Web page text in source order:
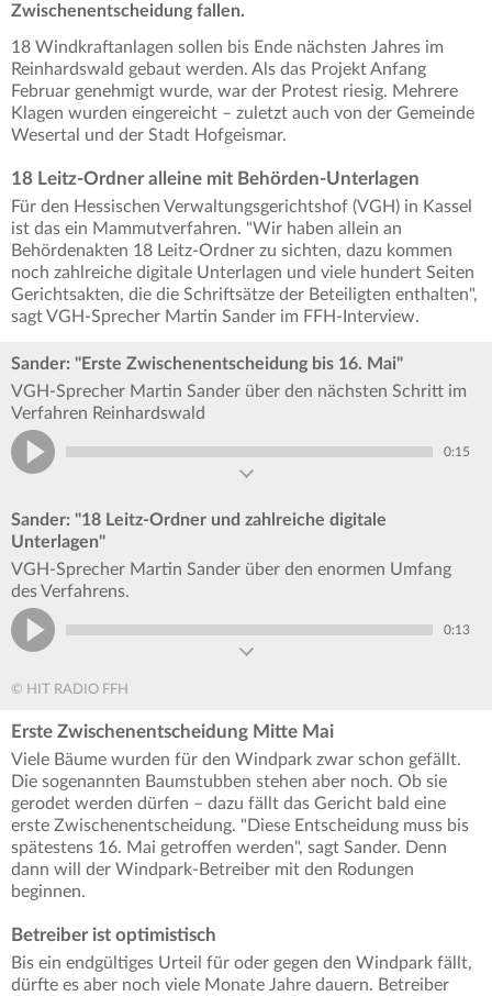
Zwischenentscheidung fallen.
18 Windkraftanlagen sollen bis Ende nächsten Jahres im
Reinhardswald gebaut werden. Als das Projekt Anfang
Februar genehmigt wurde, war der Protest riesig. Mehrere
Klagen wurden eingereicht – zuletzt auch von der Gemeinde
Wesertal und der Stadt Hofgeismar.
18 Leitz-Ordner alleine mit Behörden-Unterlagen
Für den Hessischen Verwaltungsgerichtshof (VGH) in Kassel
ist das ein Mammutverfahren. "Wir haben allein an
Behördenakten 18 Leitz-Ordner zu sichten, dazu kommen
noch zahlreiche digitale Unterlagen und viele hundert Seiten
Gerichtsakten, die die Schriftsätze der Beteiligten enthalten",
sagt VGH-Sprecher Martin Sander im FFH-Interview.
Sander: "Erste Zwischenentscheidung bis 16. Mai"
VGH-Sprecher Martin Sander über den nächsten Schritt im
Verfahren Reinhardswald
0:15
Sander: "18 Leitz-Ordner und zahlreiche digitale
Unterlagen"
VGH-Sprecher Martin Sander über den enormen Umfang
des Verfahrens.
0:13
© HIT RADIO FFH
Erste Zwischenentscheidung Mitte Mai
Viele Bäume wurden für den Windpark zwar schon gefällt.
Die sogenannten Baumstubben stehen aber noch. Ob sie
gerodet werden dürfen – dazu fällt das Gericht bald eine
erste Zwischenentscheidung. "Diese Entscheidung muss bis
spätestens 16. Mai getroffen werden", sagt Sander. Denn
dann will der Windpark-Betreiber mit den Rodungen
beginnen.
Betreiber ist optimistisch
Bis ein endgültiges Urteil für oder gegen den Windpark fällt,
dürfte es aber noch viele Monate Jahre dauern. Betreiber